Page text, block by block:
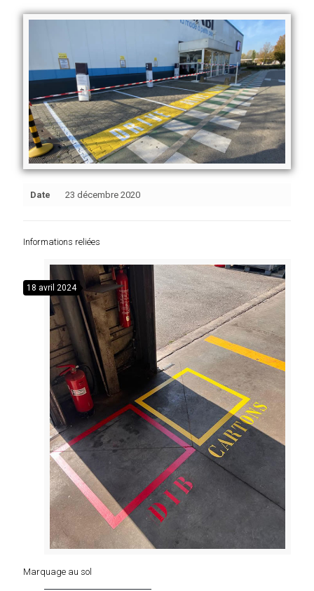
Date 23 décembre 2020
Informations reliées
18 avril 2024
Marquage au sol